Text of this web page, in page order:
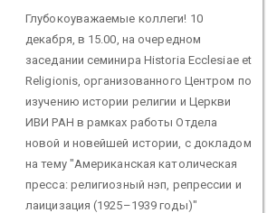
Глубокоуважаемые коллеги! 10
декабря, в 15.00, на очередном
заседании семинира Historia Ecclesiae et
Religionis, организованного Центром по
изучению истории религии и Церкви
ИВИ РАН в рамках работы Отдела
новой и новейшей истории, с докладом
на тему "Американская католическая
пресса: религиозный нэп, репрессии и
лаицизация (1925–1939 годы)"